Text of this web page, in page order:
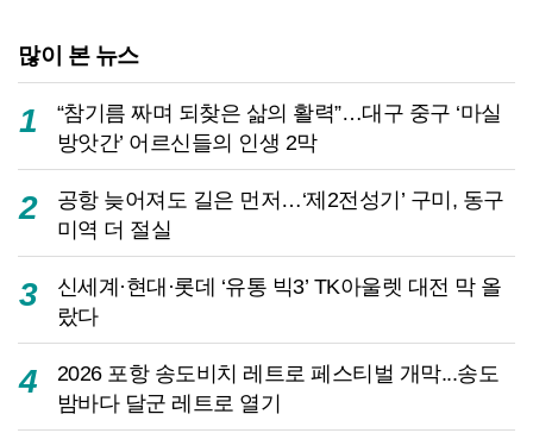
많이 본 뉴스
1
“참기름 짜며 되찾은 삶의 활력”…대구 중구 ‘마실
방앗간’ 어르신들의 인생 2막
2
공항 늦어져도 길은 먼저…‘제2전성기’ 구미, 동구
미역 더 절실
3
신세계·현대·롯데 ‘유통 빅3’ TK아울렛 대전 막 올
랐다
4
2026 포항 송도비치 레트로 페스티벌 개막...송도
밤바다 달군 레트로 열기